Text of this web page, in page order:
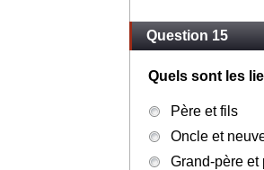
Question 15
Quels sont les
Père et fils
Oncle et
Grand-père et